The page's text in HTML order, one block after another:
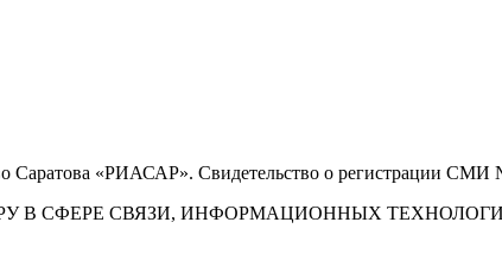
Саратова «РИАСАР». Свидетельство о регистрации
В СФЕРЕ СВЯЗИ, ИНФОРМАЦИОННЫХ